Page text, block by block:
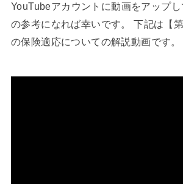
YouTubeアカウントに動画をアップ
の参考になれば幸いです。 下記は【
の保険適応についての解説動画です。